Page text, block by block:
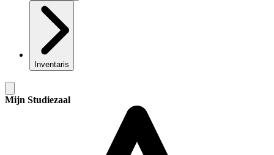
Inventaris
Mijn Studiezaal